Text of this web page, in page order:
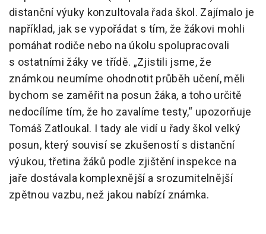
distanční výuky konzultovala řada škol. Zajímalo je
například, jak se vypořádat s tím, že žákovi mohli
pomáhat rodiče nebo na úkolu spolupracovali
s ostatními žáky ve třídě. „Zjistili jsme, že
známkou neumíme ohodnotit průběh učení, měli
bychom se zaměřit na posun žáka, a toho určitě
nedocílíme tím, že ho zavalíme testy,“ upozorňuje
Tomáš Zatloukal. I tady ale vidí u řady škol velký
posun, který souvisí se zkušeností s distanční
výukou, třetina žáků podle zjištění inspekce na
jaře dostávala komplexnější a srozumitelnější
zpětnou vazbu, než jakou nabízí známka.